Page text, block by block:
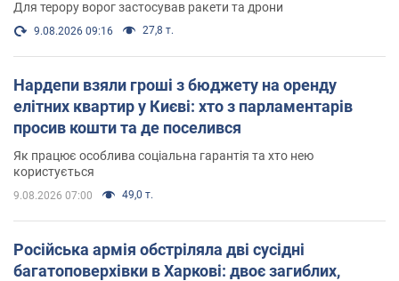
Для терору ворог застосував ракети та дрони
9.08.2026 09:16 27,8 т.
Нардепи взяли гроші з бюджету на оренду
елітних квартир у Києві: хто з парламентарів
просив кошти та де поселився
Як працює особлива соціальна гарантія та хто нею
користується
9.08.2026 07:00 49,0 т.
Російська армія обстріляла дві сусідні
багатоповерхівки в Харкові: двоє загиблих,